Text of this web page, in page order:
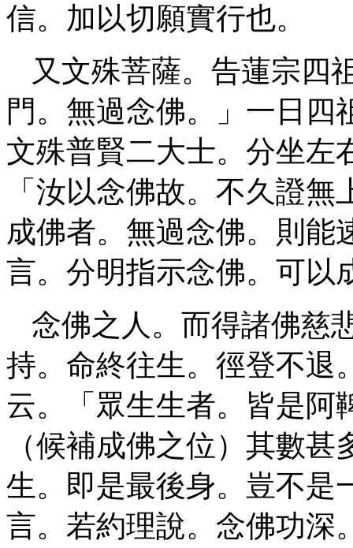
信。加以切願實行也。
又文殊菩薩。告蓮宗四
門。無過念佛。」一日四
文殊普賢二大士。分坐左
「汝以念佛故。不久證
成佛者。無過念佛。則能
言。分明指示念佛。可以
念佛之人。而得諸佛慈
持。命終往生。徑登不退
云。「眾生生者。皆是阿
（候補成佛之位）其數
生。即是最後身。豈不是
言。若約理說。念佛功深